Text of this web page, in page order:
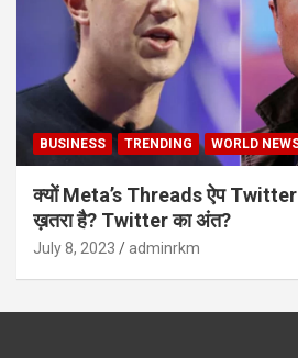
BUSINESS TRENDING WORLD
क्यों Meta’s Threads ऐप
ख़तरा है? Twitter का अंत?
July 8, 2023 adminrkm